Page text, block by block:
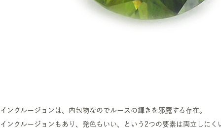
インクルージョンは、内包物なのでルースの輝きを邪魔する存在。
インクルージョンもあり、発色もいい、という2つの要素は両立しに